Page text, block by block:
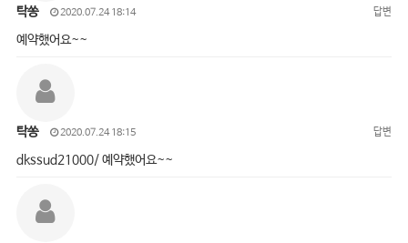
탁쏭 2020.07.24 18:14 답변
예약했어요~~
탁쏭 2020.07.24 18:15 답변
dkssud21000/ 예약했어요~~